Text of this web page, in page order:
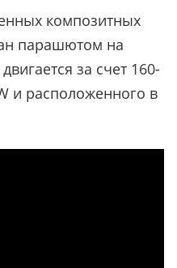
композитных
парашютом на
за счет 160-
и расположенного в